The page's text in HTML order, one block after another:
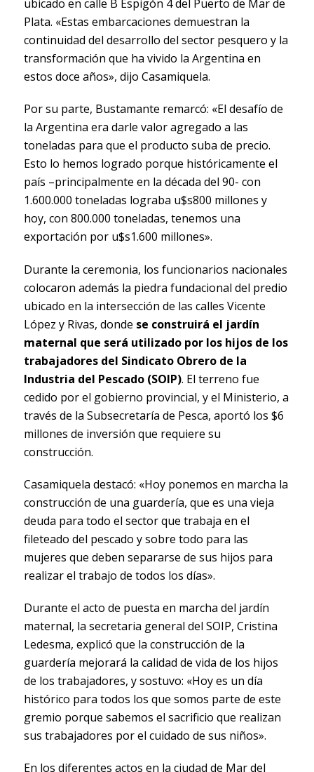
ubicado en calle B Espigón 4 del Puerto de Mar de
Plata. «Estas embarcaciones demuestran la
continuidad del desarrollo del sector pesquero y la
transformación que ha vivido la Argentina en
estos doce años», dijo Casamiquela.
Por su parte, Bustamante remarcó: «El desafío de
la Argentina era darle valor agregado a las
toneladas para que el producto suba de precio.
Esto lo hemos logrado porque históricamente el
país –principalmente en la década del 90- con
1.600.000 toneladas lograba u$s800 millones y
hoy, con 800.000 toneladas, tenemos una
exportación por u$s1.600 millones».
Durante la ceremonia, los funcionarios nacionales
colocaron además la piedra fundacional del predio
ubicado en la intersección de las calles Vicente
López y Rivas, donde se construirá el jardín
maternal que será utilizado por los hijos de los
trabajadores del Sindicato Obrero de la
Industria del Pescado (SOIP). El terreno fue
cedido por el gobierno provincial, y el Ministerio, a
través de la Subsecretaría de Pesca, aportó los $6
millones de inversión que requiere su
construcción.
Casamiquela destacó: «Hoy ponemos en marcha la
construcción de una guardería, que es una vieja
deuda para todo el sector que trabaja en el
fileteado del pescado y sobre todo para las
mujeres que deben separarse de sus hijos para
realizar el trabajo de todos los días».
Durante el acto de puesta en marcha del jardín
maternal, la secretaria general del SOIP, Cristina
Ledesma, explicó que la construcción de la
guardería mejorará la calidad de vida de los hijos
de los trabajadores, y sostuvo: «Hoy es un día
histórico para todos los que somos parte de este
gremio porque sabemos el sacrificio que realizan
sus trabajadores por el cuidado de sus niños».
En los diferentes actos en la ciudad de Mar del